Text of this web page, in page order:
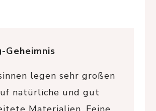
Geheimnis
legen sehr großen
natürliche und gut